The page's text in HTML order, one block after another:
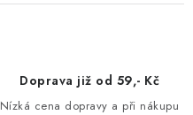
Doprava již od 59,- Kč
Nízká cena dopravy a při nákupu